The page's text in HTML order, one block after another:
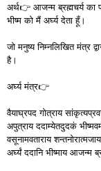
अर्थ👉 आजन्म ब्रह्मचर्य का
भीष्म को मैं अर्घ्य देता हूँ।
जो मनुष्य निम्नलिखित मंत्र
है।
अर्घ्य मंत्र👉
वैयाघ्रपद गोत्राय
अपुत्राय ददाम्येतदुदकं
वसूनामवताराय
अर्घ्यं ददानि भीष्माय आजन्म